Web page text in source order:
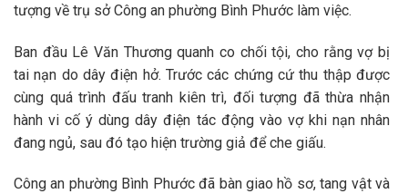
tượng về trụ sở Công an phường Bình Phước làm việc.
Ban đầu Lê Văn Thương quanh co chối tội, cho rằng vợ bị
tai nạn do dây điện hở. Trước các chứng cứ thu thập được
cùng quá trình đấu tranh kiên trì, đối tượng đã thừa nhận
hành vi cố ý dùng dây điện tác động vào vợ khi nạn nhân
đang ngủ, sau đó tạo hiện trường giả để che giấu.
Công an phường Bình Phước đã bàn giao hồ sơ, tang vật và